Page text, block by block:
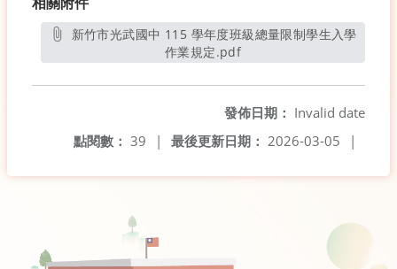
作業規定.pdf另開新視窗
發佈日期： Invalid date
最後更新日期： 2026-03-05 |
點閱數： 39 |